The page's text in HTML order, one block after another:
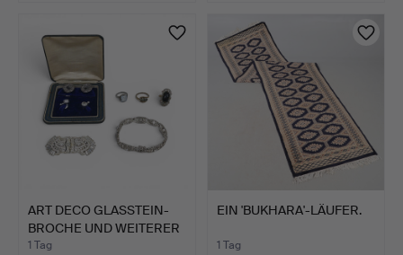
ART DECO GLASSTEIN-
BROCHE UND WEITERER
MOD…
1 Tag
EIN 'BUKHARA'-LÄUFER.
1 Tag